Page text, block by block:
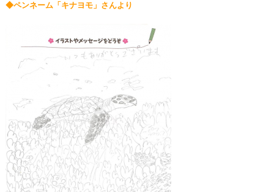
◆ペンネーム「キナヨモ」さんより